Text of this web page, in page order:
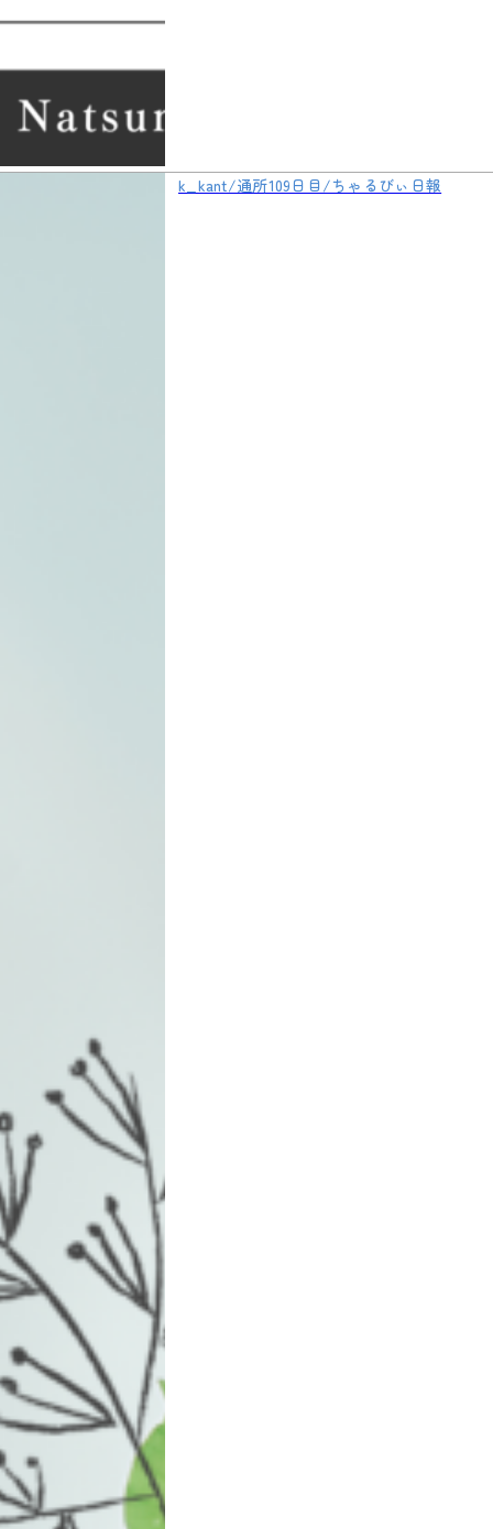
k_kant/通所109日目/ちゃるびぃ日報